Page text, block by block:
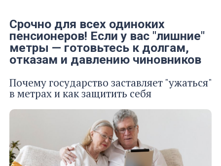
Срочно для всех одиноких
пенсионеров! Если у вас "лишние"
метры — готовьтесь к долгам,
отказам и давлению чиновников
Почему государство заставляет "ужаться"
в метрах и как защитить себя